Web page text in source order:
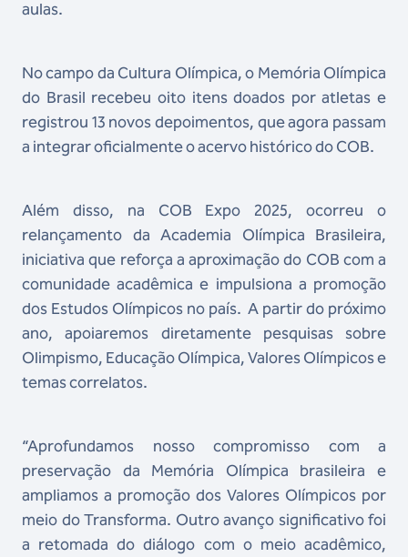
aulas.
No campo da Cultura Olímpica, o Memória Olímpica
do Brasil recebeu oito itens doados por atletas e
registrou 13 novos depoimentos, que agora passam
a integrar oficialmente o acervo histórico do COB.
Além disso, na COB Expo 2025, ocorreu o
relançamento da Academia Olímpica Brasileira,
iniciativa que reforça a aproximação do COB com a
comunidade acadêmica e impulsiona a promoção
dos Estudos Olímpicos no país. A partir do próximo
ano, apoiaremos diretamente pesquisas sobre
Olimpismo, Educação Olímpica, Valores Olímpicos e
temas correlatos.
“Aprofundamos nosso compromisso com a
preservação da Memória Olímpica brasileira e
ampliamos a promoção dos Valores Olímpicos por
meio do Transforma. Outro avanço significativo foi
a retomada do diálogo com o meio acadêmico,